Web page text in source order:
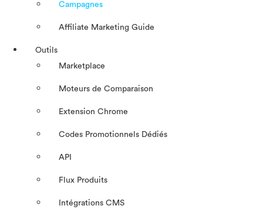
Campagnes
Affiliate Marketing Guide
Outils
Marketplace
Moteurs de Comparaison
Extension Chrome
Codes Promotionnels Dédiés
API
Flux Produits
Intégrations CMS